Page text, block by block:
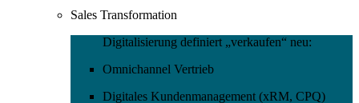
Sales Transformation
Digitalisierung definiert „verkaufen“ neu:
Omnichannel Vertrieb
Digitales Kundenmanagement (xRM, CPQ)